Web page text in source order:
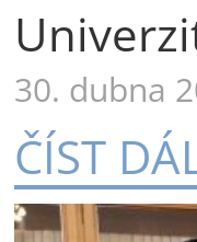
30. dubna
ČÍST